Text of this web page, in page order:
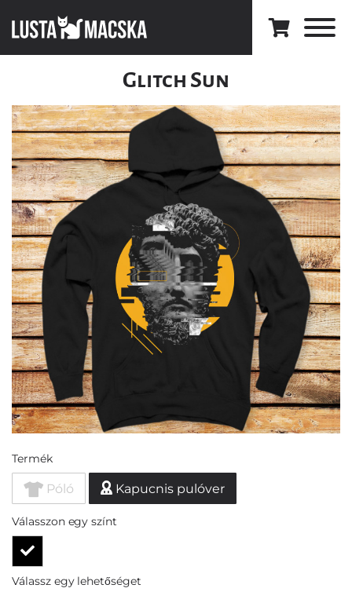
Glitch Sun
Termék
Póló Kapucnis pulóver
Válasszon egy színt
Válassz egy lehetőséget